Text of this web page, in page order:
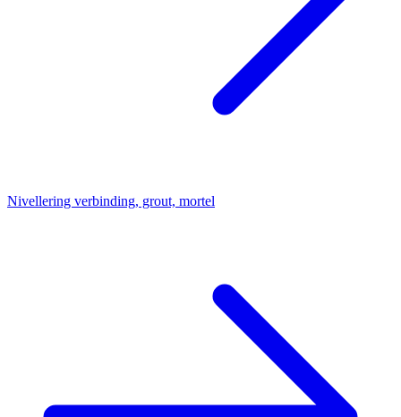
Nivellering verbinding, grout, mortel